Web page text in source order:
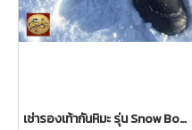
เช่ารองเท้ากันหิมะ รุ่น Snow Boots 912MBM051BK